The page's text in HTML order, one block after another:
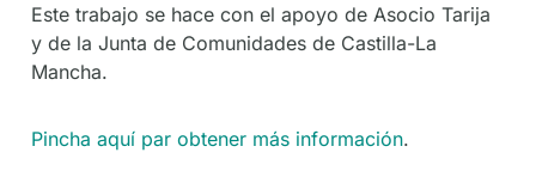
Este trabajo se hace con el apoyo de Asocio Tarija
y de la Junta de Comunidades de Castilla-La
Mancha.
Pincha aquí par obtener más información.